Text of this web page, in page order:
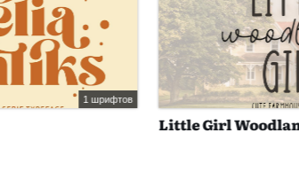
1 шрифтов
Little Girl Woodland